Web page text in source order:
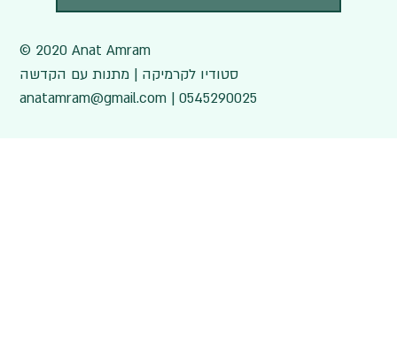
© 2020 Anat Amram
סטודיו לקרמיקה | מתנות עם הקדשה
anatamram@gmail.com | 0545290025